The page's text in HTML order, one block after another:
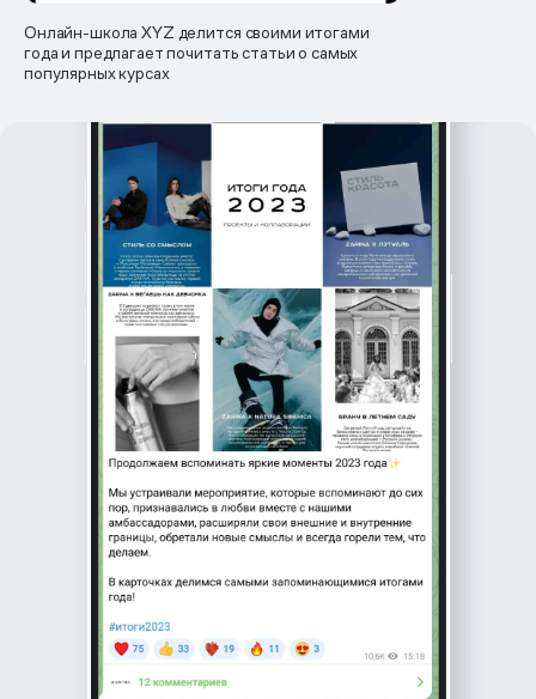
Онлайн-школа XYZ делится своими итогами
года и предлагает почитать статьи о самых
популярных курсах